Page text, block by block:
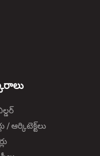
/ ఆర్కిటెక్ట్‌లు